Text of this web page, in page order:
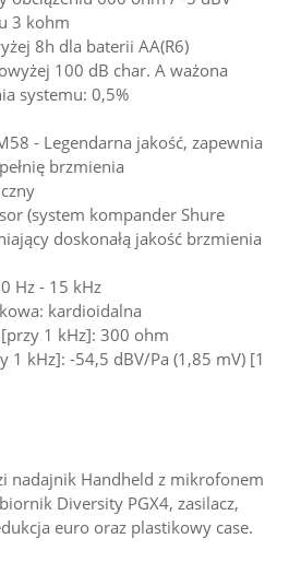
3 kohm
8h dla baterii AA(R6)
100 dB char. A ważona
systemu: 0,5%
- Legendarna jakość, zapewnia
brzmienia
(system kompander Shure
doskonałą jakość brzmienia
Hz - 15 kHz
kardioidalna
1 kHz]: 300 ohm
1 kHz]: -54,5 dBV/Pa (1,85 mV) [1
nadajnik Handheld z mikrofonem
Diversity PGX4, zasilacz,
euro oraz plastikowy case.